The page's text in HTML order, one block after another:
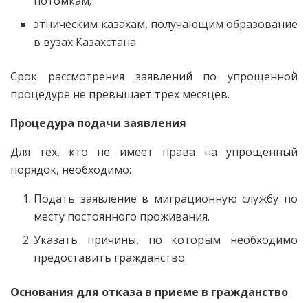
этническим казахам, получающим образование
в вузах Казахстана.
Срок рассмотрения заявлений по упрощенной
процедуре не превышает трех месяцев.
Процедура подачи заявления
Для тех, кто не имеет права на упрощенный
порядок, необходимо:
Подать заявление в миграционную службу по
месту постоянного проживания.
Указать причины, по которым необходимо
предоставить гражданство.
Основания для отказа в приеме в гражданство